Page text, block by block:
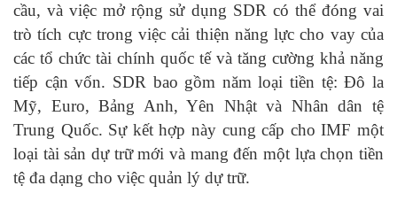
cầu, và việc mở rộng sử dụng SDR có thể đóng vai
trò tích cực trong việc cải thiện năng lực cho vay của
các tổ chức tài chính quốc tế và tăng cường khả năng
tiếp cận vốn. SDR bao gồm năm loại tiền tệ: Đô la
Mỹ, Euro, Bảng Anh, Yên Nhật và Nhân dân tệ
Trung Quốc. Sự kết hợp này cung cấp cho IMF một
loại tài sản dự trữ mới và mang đến một lựa chọn tiền
tệ đa dạng cho việc quản lý dự trữ.